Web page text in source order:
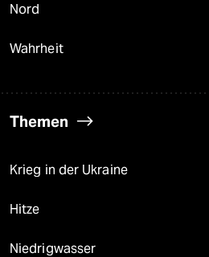
Nord
Wahrheit
Themen
Krieg in der Ukraine
Hitze
Niedrigwasser